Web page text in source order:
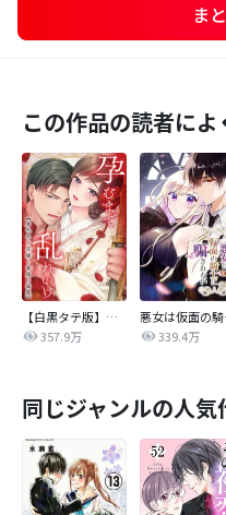
ま
この作品の読者に
【白黒タテ版】孕むまで乱れいけ～身代わり花嫁と軍服の猛愛
357.9万
悪
339.4万
同じジャンルの人気